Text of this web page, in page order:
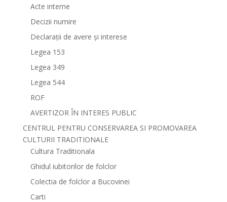
Acte interne
Decizii numire
Declarații de avere și interese
Legea 153
Legea 349
Legea 544
ROF
AVERTIZOR ÎN INTERES PUBLIC
CENTRUL PENTRU CONSERVAREA SI PROMOVAREA
CULTURII TRADITIONALE
Cultura Traditionala
Ghidul iubitorilor de folclor
Colectia de folclor a Bucovinei
Carti